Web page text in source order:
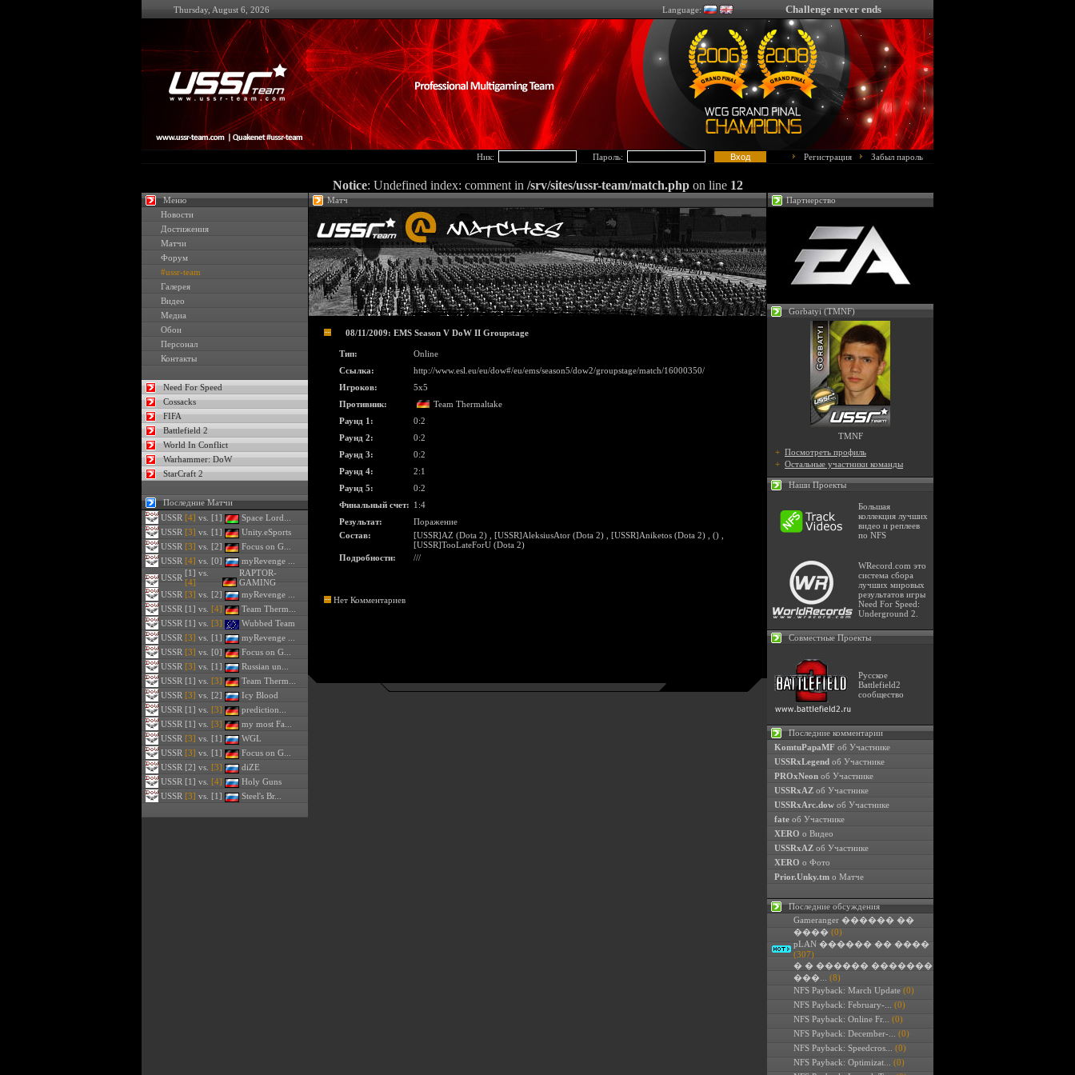
Thursday, August 6, 2026 Language: Challenge never ends
Ник: Пароль: Регистрация Забыл пароль
Notice: Undefined index: comment in /srv/sites/ussr-team/match.phpon line 12
Меню
Новости
Достижения
Матчи
Форум
#ussr-team
Галерея
Видео
Медиа
Обои
Персонал
Контакты
Need For Speed
Cossacks
FIFA
Battlefield 2
World In Conflict
Warhammer: DoW
StarCraft 2
Последние Матчи
USSR [4] vs. [1]
Space Lord...
USSR [3] vs. [1]
Unity.eSports
USSR [3] vs. [2]
Focus on G...
USSR [4] vs. [0]
myRevenge ...
USSR [1] vs.
[4]
RAPTOR-
GAMING
USSR [3] vs. [2]
myRevenge ...
USSR [1] vs. [4]
Team Therm...
USSR [1] vs. [3]
Wubbed Team
USSR [3] vs. [1]
myRevenge ...
USSR [3] vs. [0]
Focus on G...
USSR [3] vs. [1]
Russian un...
USSR [1] vs. [3]
Team Therm...
USSR [3] vs. [2]
Icy Blood
USSR [1] vs. [3]
prediction...
USSR [1] vs. [3]
my most Fa...
USSR [3] vs. [1]
WGL
USSR [3] vs. [1]
Focus on G...
USSR [2] vs. [3]
diZE
USSR [1] vs. [4]
Holy Guns
USSR [3] vs. [1] Steel's Br...
Матч
08/11/2009: EMS Season V DoW II Groupstage
Тип:
Online
Ссылка:
http://www.esl.eu/eu/dow#/eu/ems/season5/dow2/groupstage/match/16000350/
Игроков:
5x5
Противник:
Team Thermaltake
Раунд 1:
0:2
Раунд 2:
0:2
Раунд 3:
0:2
Раунд 4:
2:1
Раунд 5:
0:2
Финальный счет: 1:4
Результат:
Поражение
Состав:
[USSR]AZ (Dota 2) [USSR]AleksiusAtor (Dota 2) [USSR]Aniketos (Dota 2) ()
[USSR]TooLateForU (Dota 2)
Подробности:
///
Нет Комментариев
Партнерство
Gorbatyi (TMNF)
TMNF
+ Посмотреть профиль
+ Остальные участники команды
Наши Проекты
Большая
коллекция лучших
видео и реплеев
по NFS
WRecord.com это
система сбора
лучших мировых
результатов игры
Need For Speed:
Underground 2.
Совместные Проекты
Русское
Battlefield2
сообщество
Последние комментарии
KomtuPapaMF об Участнике
USSRxLegend об Участнике
PROxNeon об Участнике
USSRxAZ об Участнике
USSRxArc.dow об Участнике
fate об Участнике
XERO о Видео
USSRxAZ об Участнике
XERO о Фото
Prior.Unky.tm о Матче
Последние обсуждения
Gameranger ������ ��
���� (0)
pLAN ������ �� ����
(307)
� � ������ �������
���...
(8)
NFS Payback: March Update (0)
NFS Payback: February-...
(0)
NFS Payback: Online Fr...
(0)
NFS Payback: December-...
(0)
NFS Payback: Speedcros...
(0)
NFS Payback: Optimizat...
(0)